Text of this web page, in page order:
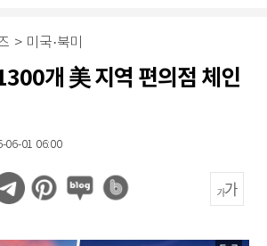
> 미국·북미
개 美 지역 편의점 체인
06-01 06:00